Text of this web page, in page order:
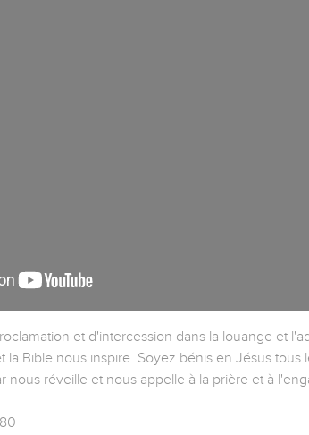
et d'intercession dans la louange et
la Bible nous inspire. Soyez bénis en Jésus tous
nous réveille et nous appelle à la prière et à